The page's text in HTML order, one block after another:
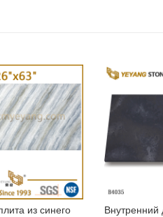
из синего
Внутренний